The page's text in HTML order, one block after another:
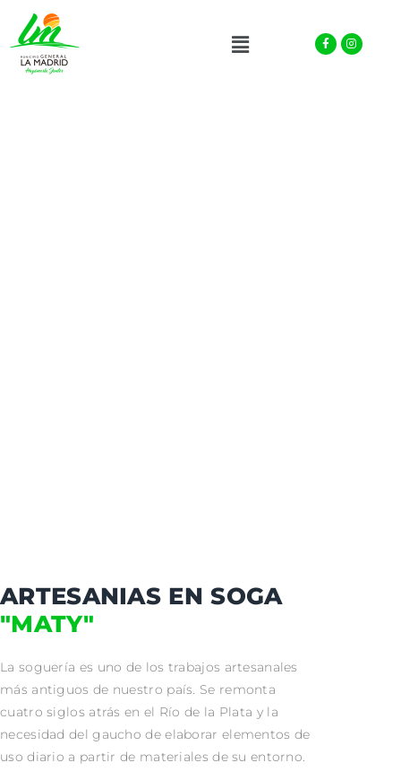
Menu Facebook-
f
Instagram
ARTESANIAS EN SOGA
"MATY"
La soguería es uno de los trabajos artesanales
más antiguos de nuestro país. Se remonta
cuatro siglos atrás en el Río de la Plata y la
necesidad del gaucho de elaborar elementos de
uso diario a partir de materiales de su entorno.